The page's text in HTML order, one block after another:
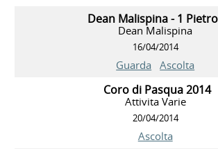
Dean Malispina - 1
Dean Malispina
16/04/2014
Guarda Ascolta
Coro di Pasqua 2014
Attivita Varie
20/04/2014
Ascolta